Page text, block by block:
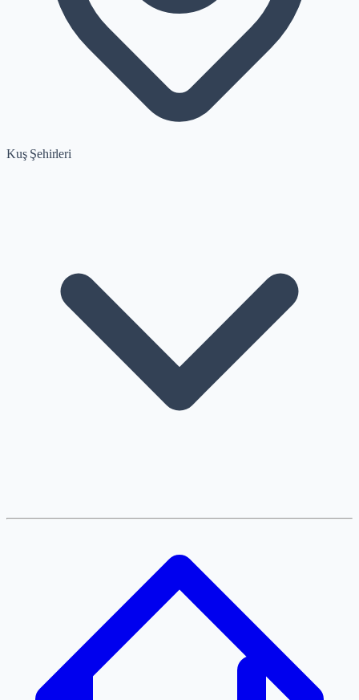
Kuş Şehirleri